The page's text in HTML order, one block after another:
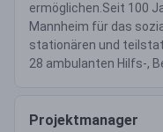
ermöglichen.Seit 100
Mannheim für das
stationären und
28 ambulanten Hilfs-,
Projektmanager